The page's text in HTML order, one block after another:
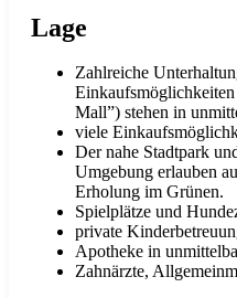
Lage
Zahlreiche
Mall”) stehen in
viele
Der nahe Stadtpark
Umgebung erlauben
Erholung im Grünen.
Spielplätze und
private
Apotheke in
Zahnärzte,